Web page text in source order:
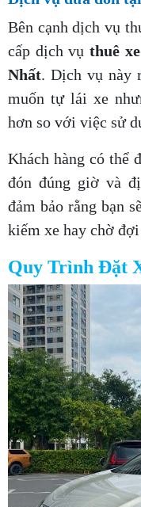
Bên cạnh dịch vụ
cấp dịch vụ thuê
Nhất. Dịch vụ này
muốn tự lái xe
hơn so với việc sử
Khách hàng có thể
đón đúng giờ và
đảm bảo rằng bạn
kiếm xe hay chờ
Quy Trình Đặt